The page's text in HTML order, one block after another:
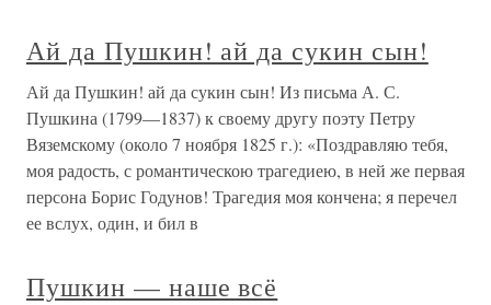
Ай да Пушкин! ай да сукин сын!
Ай да Пушкин! ай да сукин сын! Из письма А. С.
Пушкина (1799—1837) к своему другу поэту Петру
Вяземскому (около 7 ноября 1825 г.): «Поздравляю тебя,
моя радость, с романтическою трагедиею, в ней же первая
персона Борис Годунов! Трагедия моя кончена; я перечел
ее вслух, один, и бил в
Пушкин — наше всё